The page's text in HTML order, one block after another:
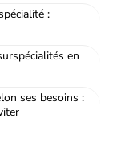
:
en
ses besoins :